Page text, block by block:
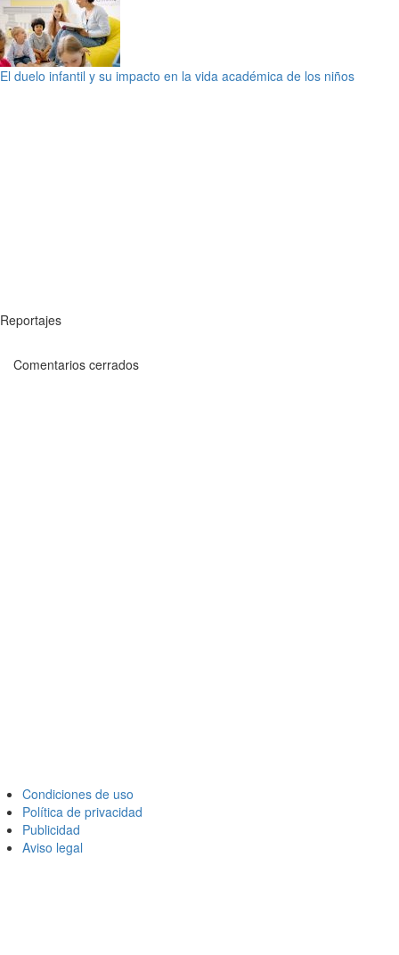
El duelo infantil y su impacto en la vida académica de los niños
Reportajes
Comentarios cerrados
Condiciones de uso
Política de privacidad
Publicidad
Aviso legal